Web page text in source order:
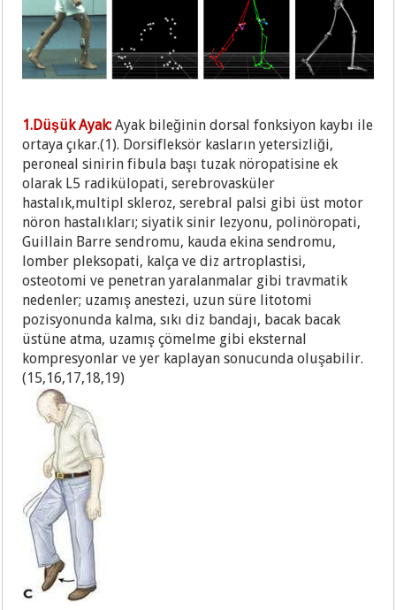
1.Düşük Ayak: Ayak bileğinin dorsal fonksiyon kaybı ile
ortaya çıkar.(1). Dorsifleksör kasların yetersizliği,
peroneal sinirin fibula başı tuzak nöropatisine ek
olarak L5 radikülopati, serebrovasküler
hastalık,multipl skleroz, serebral palsi gibi üst motor
nöron hastalıkları; siyatik sinir lezyonu, polinöropati,
Guillain Barre sendromu, kauda ekina sendromu,
lomber pleksopati, kalça ve diz artroplastisi,
osteotomi ve penetran yaralanmalar gibi travmatik
nedenler; uzamış anestezi, uzun süre litotomi
pozisyonunda kalma, sıkı diz bandajı, bacak bacak
üstüne atma, uzamış çömelme gibi eksternal
kompresyonlar ve yer kaplayan sonucunda oluşabilir.
(15,16,17,18,19)